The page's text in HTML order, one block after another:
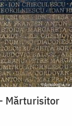
Mărturisitor